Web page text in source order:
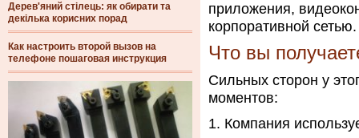
Дерев'яний стілець: як обирати та
декілька корисних порад
Как настроить второй вызов на
телефоне пошаговая инструкция
приложения,
корпоративной сетью.
Что вы
Сильных сторон у
моментов:
Компания